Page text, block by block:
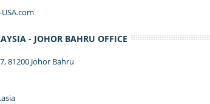
- JOHOR BAHRU OFFICE
81200 Johor Bahru